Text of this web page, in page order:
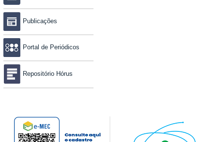
Publicações
Portal de Periódicos
Repositório Hórus